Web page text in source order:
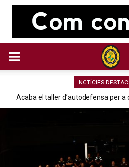
NOTÍCIES
Acaba el taller d’autodefensa per a